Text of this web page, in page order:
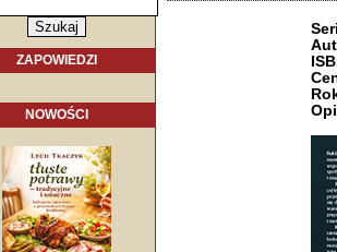
ZAPOWIEDZI
NOWOŚCI